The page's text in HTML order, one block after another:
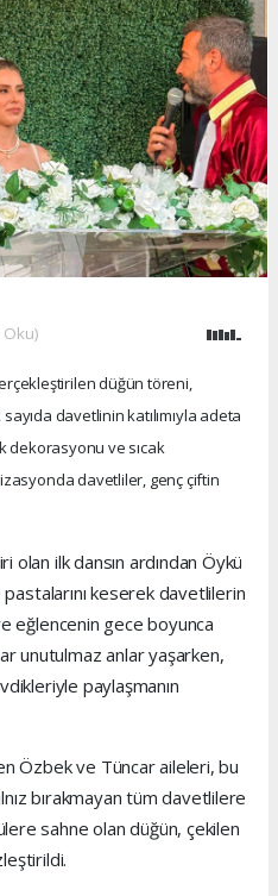
Oku)
düğün töreni,
davetlinin katılımıyla adeta
dekorasyonu ve sıcak
davetliler, genç çiftin
olan ilk dansın ardından Öykü
keserek davetlilerin
eğlencenin gece boyunca
unutulmaz anlar yaşarken,
paylaşmanın
Özbek ve Tüncar aileleri, bu
bırakmayan tüm davetlilere
sahne olan düğün, çekilen